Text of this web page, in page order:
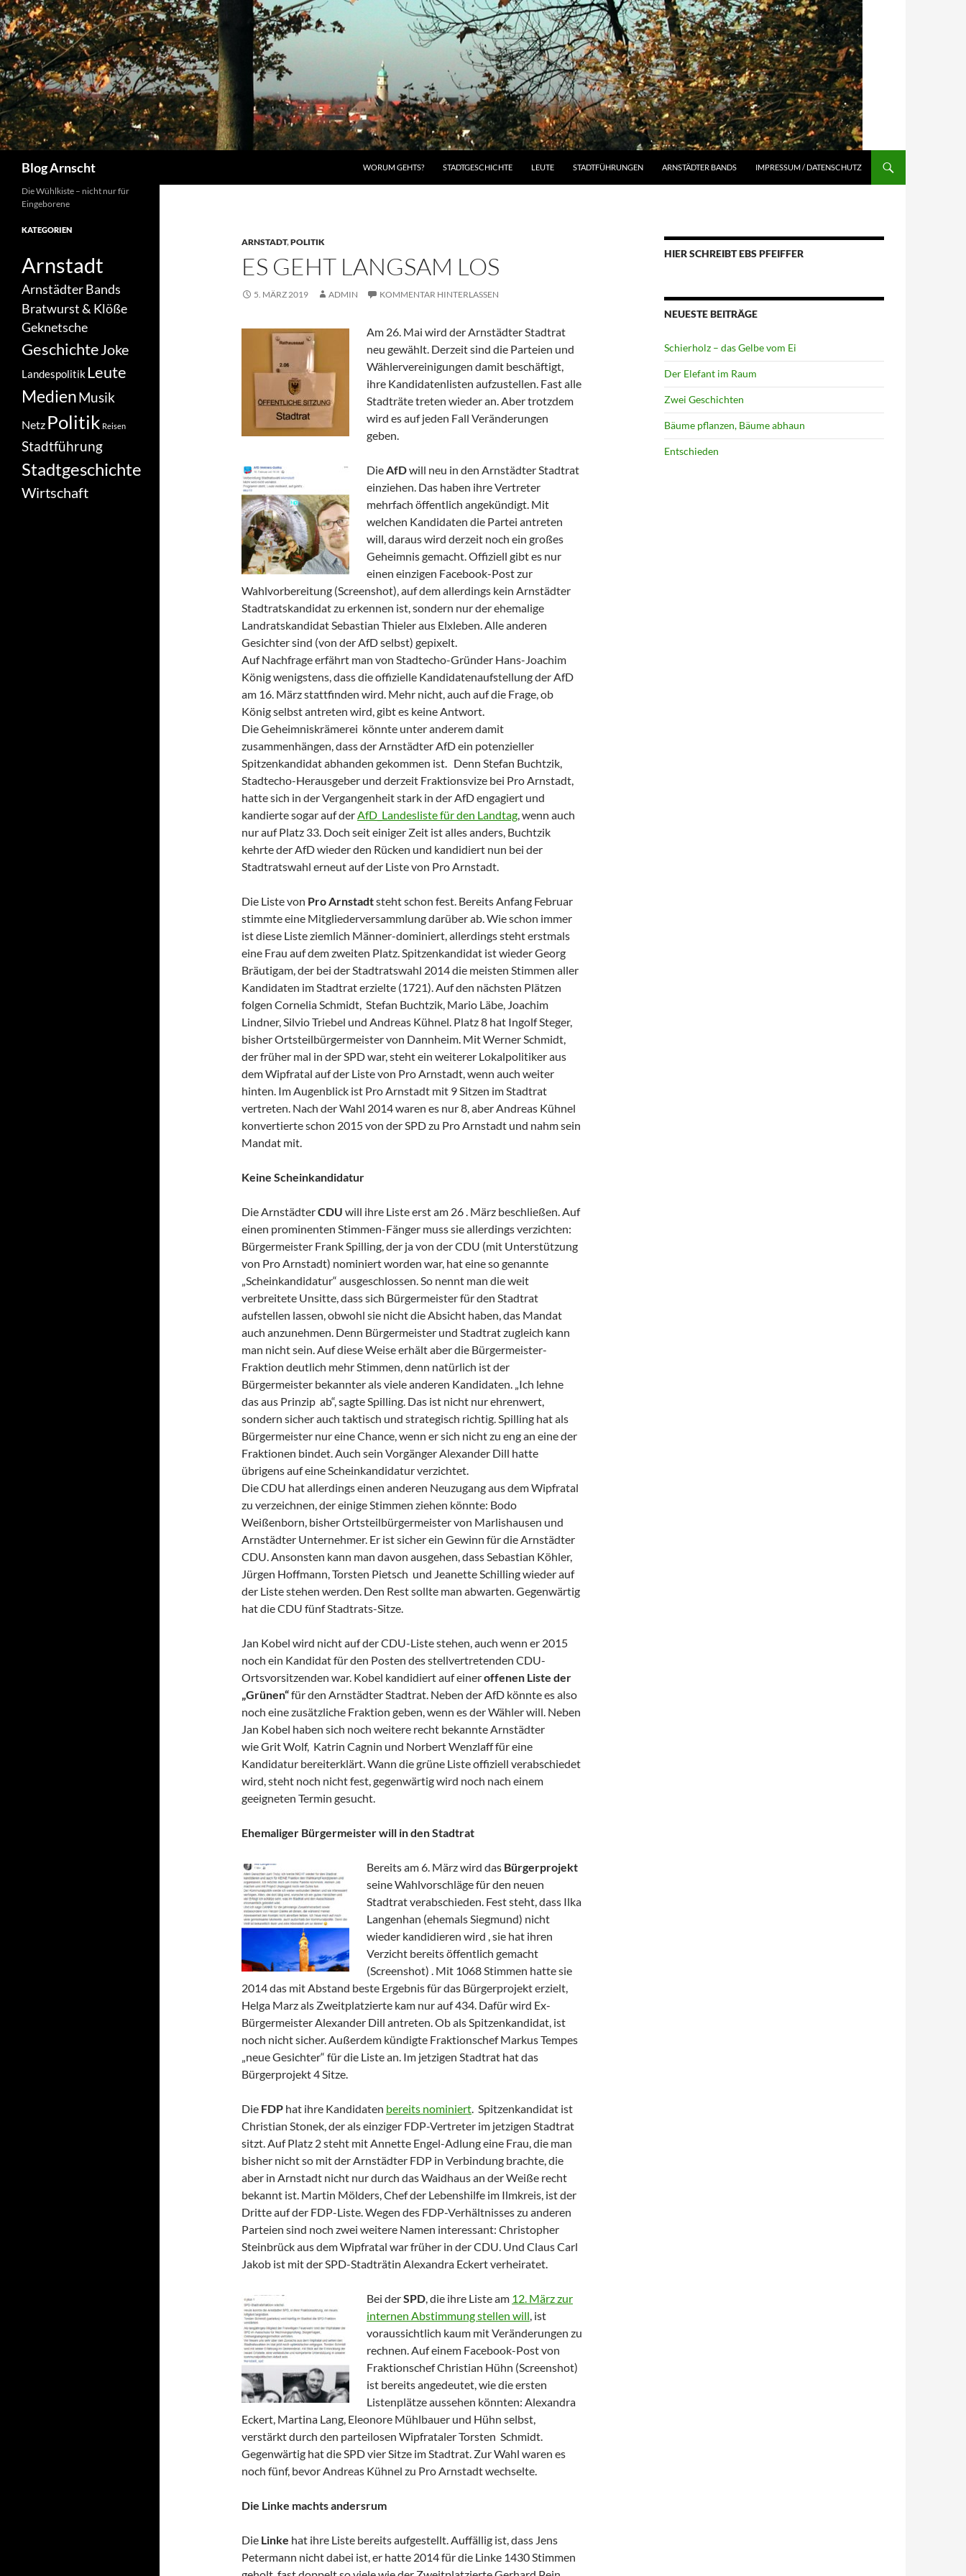
Zum
Inhalt
springen
Blog Arnscht WORUM GEHTS? STADTGESCHICHTE LEUTE STADTFÜHRUNGEN ARNSTÄDTER BANDS IMPRESSUM / DATENSCHUTZ
ARNSTADT,POLITIK
ES GEHT LANGSAM LOS
5. MÄRZ 2019 ADMIN KOMMENTAR HINTERLASSEN
Am 26. Mai wird der Arnstädter Stadtrat
neu gewählt. Derzeit sind die Parteien und
Wählervereinigungen damit beschäftigt,
ihre Kandidatenlisten aufzustellen. Fast alle
Stadträte treten wieder an. Aber trotzdem
wird es auf jeden Fall Veränderungen
geben.
DieAfDwill neu in den Arnstädter Stadtrat
einziehen. Das haben ihre Vertreter
mehrfach öffentlich angekündigt. Mit
welchen Kandidaten die Partei antreten
will, daraus wird derzeit noch ein großes
Geheimnis gemacht. Offiziell gibt es nur
einen einzigen Facebook-Post zur
Wahlvorbereitung (Screenshot), auf dem allerdings kein Arnstädter
Stadtratskandidat zu erkennen ist, sondern nur der ehemalige
Landratskandidat Sebastian Thieler aus Elxleben. Alle anderen
Gesichter sind (von der AfD selbst) gepixelt.
Auf Nachfrage erfährt man von Stadtecho-Gründer Hans-Joachim
König wenigstens, dass die offizielle Kandidatenaufstellung der AfD
am 16. März stattfinden wird. Mehr nicht, auch auf die Frage, ob
König selbst antreten wird, gibt es keine Antwort.
Die Geheimniskrämerei könnte unter anderem damit
zusammenhängen, dass der Arnstädter AfD ein potenzieller
Spitzenkandidat abhanden gekommen ist. Denn Stefan Buchtzik,
Stadtecho-Herausgeber und derzeit Fraktionsvize bei Pro Arnstadt,
hatte sich in der Vergangenheit stark in der AfD engagiert und
kandierte sogar auf derAfD_Landesliste für den Landtag, wenn auch
nur auf Platz 33. Doch seit einiger Zeit ist alles anders, Buchtzik
kehrte der AfD wieder den Rücken und kandidiert nun bei der
Stadtratswahl erneut auf der Liste von Pro Arnstadt.
Die Liste von Pro Arnstadtsteht schon fest. Bereits Anfang Februar
stimmte eine Mitgliederversammlung darüber ab. Wie schon immer
ist diese Liste ziemlich Männer-dominiert, allerdings steht erstmals
eine Frau auf dem zweiten Platz. Spitzenkandidat ist wieder Georg
Bräutigam, der bei der Stadtratswahl 2014 die meisten Stimmen aller
Kandidaten im Stadtrat erzielte (1721). Auf den nächsten Plätzen
folgen Cornelia Schmidt, Stefan Buchtzik, Mario Läbe, Joachim
Lindner, Silvio Triebel und Andreas Kühnel. Platz 8 hat Ingolf Steger,
bisher Ortsteilbürgermeister von Dannheim. Mit Werner Schmidt,
der früher mal in der SPD war, steht ein weiterer Lokalpolitiker aus
dem Wipfratal auf der Liste von Pro Arnstadt, wenn auch weiter
hinten. Im Augenblick ist Pro Arnstadt mit 9 Sitzen im Stadtrat
vertreten. Nach der Wahl 2014 waren es nur 8, aber Andreas Kühnel
konvertierte schon 2015 von der SPD zu Pro Arnstadt und nahm sein
Mandat mit.
Keine Scheinkandidatur
Die ArnstädterCDU will ihre Liste erst am 26 . März beschließen. Auf
einen prominenten Stimmen-Fänger muss sie allerdings verzichten:
Bürgermeister Frank Spilling, der ja von der CDU (mit Unterstützung
von Pro Arnstadt) nominiert worden war, hat eine so genannte
„Scheinkandidatur“ ausgeschlossen. So nennt man die weit
verbreitete Unsitte, dass sich Bürgermeister für den Stadtrat
aufstellen lassen, obwohl sie nicht die Absicht haben, das Mandat
auch anzunehmen. Denn Bürgermeister und Stadtrat zugleich kann
man nicht sein. Auf diese Weise erhält aber die Bürgermeister-
Fraktion deutlich mehr Stimmen, denn natürlich ist der
Bürgermeister bekannter als viele anderen Kandidaten. „Ich lehne
das aus Prinzip ab“, sagte Spilling. Das ist nicht nur ehrenwert,
sondern sicher auch taktisch und strategisch richtig. Spilling hat als
Bürgermeister nur eine Chance, wenn er sich nicht zu eng an eine der
Fraktionen bindet. Auch sein Vorgänger Alexander Dill hatte
übrigens auf eine Scheinkandidatur verzichtet.
Die CDU hat allerdings einen anderen Neuzugang aus dem Wipfratal
zu verzeichnen, der einige Stimmen ziehen könnte: Bodo
Weißenborn, bisher Ortsteilbürgermeister von Marlishausen und
Arnstädter Unternehmer. Er ist sicher ein Gewinn für die Arnstädter
CDU. Ansonsten kann man davon ausgehen, dass Sebastian Köhler,
Jürgen Hoffmann, Torsten Pietsch und Jeanette Schilling wieder auf
der Liste stehen werden. Den Rest sollte man abwarten. Gegenwärtig
hat die CDU fünf Stadtrats-Sitze.
Jan Kobel wird nicht auf der CDU-Liste stehen, auch wenn er 2015
noch ein Kandidat für den Posten des stellvertretenden CDU-
Ortsvorsitzenden war. Kobel kandidiert auf eineroffenen Liste der
„Grünen“für den Arnstädter Stadtrat. Neben der AfD könnte es also
noch eine zusätzliche Fraktion geben, wenn es der Wähler will. Neben
Jan Kobel haben sich noch weitere recht bekannte Arnstädter
wie Grit Wolf, Katrin Cagnin und Norbert Wenzlaff für eine
Kandidatur bereiterklärt. Wann die grüne Liste offiziell verabschiedet
wird, steht noch nicht fest, gegenwärtig wird noch nach einem
geeigneten Termin gesucht.
Ehemaliger Bürgermeister will in den Stadtrat
Bereits am 6. März wird das Bürgerprojekt
seine Wahlvorschläge für den neuen
Stadtrat verabschieden. Fest steht, dass Ilka
Langenhan (ehemals Siegmund) nicht
wieder kandidieren wird , sie hat ihren
Verzicht bereits öffentlich gemacht
(Screenshot) . Mit 1068 Stimmen hatte sie
2014 das mit Abstand beste Ergebnis für das Bürgerprojekt erzielt,
Helga Marz als Zweitplatzierte kam nur auf 434. Dafür wird Ex-
Bürgermeister Alexander Dill antreten. Ob als Spitzenkandidat, ist
noch nicht sicher. Außerdem kündigte Fraktionschef Markus Tempes
„neue Gesichter“ für die Liste an. Im jetzigen Stadtrat hat das
Bürgerprojekt 4 Sitze.
Die FDP hat ihre Kandidaten bereits nominiert. Spitzenkandidat ist
Christian Stonek, der als einziger FDP-Vertreter im jetzigen Stadtrat
sitzt. Auf Platz 2 steht mit Annette Engel-Adlung eine Frau, die man
bisher nicht so mit der Arnstädter FDP in Verbindung brachte, die
aber in Arnstadt nicht nur durch das Waidhaus an der Weiße recht
bekannt ist. Martin Mölders, Chef der Lebenshilfe im Ilmkreis, ist der
Dritte auf der FDP-Liste. Wegen des FDP-Verhältnisses zu anderen
Parteien sind noch zwei weitere Namen interessant: Christopher
Steinbrück aus dem Wipfratal war früher in der CDU. Und Claus Carl
Jakob ist mit der SPD-Stadträtin Alexandra Eckert verheiratet.
Bei derSPD, die ihre Liste am 12. März zur
internen Abstimmung stellen will, ist
voraussichtlich kaum mit Veränderungen zu
rechnen. Auf einem Facebook-Post von
Fraktionschef Christian Hühn (Screenshot)
ist bereits angedeutet, wie die ersten
Listenplätze aussehen könnten: Alexandra
Eckert, Martina Lang, Eleonore Mühlbauer und Hühn selbst,
verstärkt durch den parteilosen Wipfrataler Torsten Schmidt.
Gegenwärtig hat die SPD vier Sitze im Stadtrat. Zur Wahl waren es
noch fünf, bevor Andreas Kühnel zu Pro Arnstadt wechselte.
Die Linke machts andersrum
Die Linke hat ihre Liste bereits aufgestellt. Auffällig ist, dass Jens
Petermann nicht dabei ist, er hatte 2014 für die Linke 1430 Stimmen
HIER SCHREIBT EBS PFEIFFER
NEUESTE BEITRÄGE
Schierholz – das Gelbe vom Ei
Der Elefant im Raum
Zwei Geschichten
Bäume pflanzen, Bäume abhaun
Entschieden
Die Wühlkiste – nicht nur für
Eingeborene
KATEGORIEN
Arnstadt
Arnstädter Bands
Bratwurst & Klöße
Geknetsche
GeschichteJoke
LandespolitikLeute
MedienMusik
Netz Politik Reisen
Stadtführung
Stadtgeschichte
Wirtschaft